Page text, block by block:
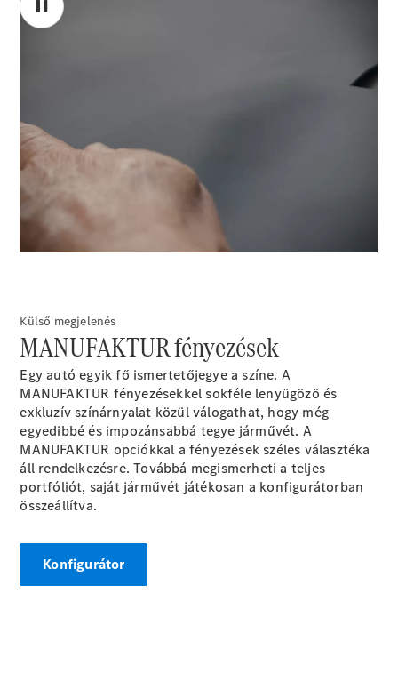
S-osztály
Limuzin
hosszú
Mercedes-
Maybach
S-osztály
Bemutatóterem
SUV
Összes SUV
EQE
SUV
Elektromos
SUV
Mercedes-
Maybach
Külső megjelenés
MANUFAKTUR fényezések
Egy autó egyik fő ismertetőjegye a színe. A
MANUFAKTUR fényezésekkel sokféle lenyűgöző és
exkluzív színárnyalat közül válogathat, hogy még
egyedibbé és impozánsabbá tegye járművét. A
MANUFAKTUR opciókkal a fényezések széles választéka
áll rendelkezésre. Továbbá megismerheti a teljes
portfóliót, saját járművét játékosan a konfigurátorban
összeállítva.
Konfigurátor